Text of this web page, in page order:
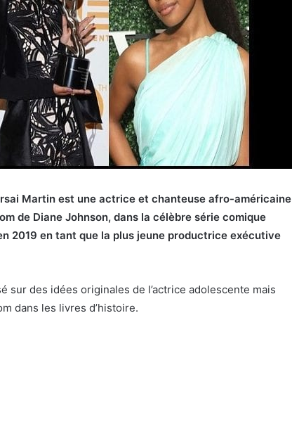
Martin est une actrice et chanteuse afro-américaine
de Diane Johnson, dans la célèbre série comique
2019 en tant que la plus jeune productrice exécutive
sur des idées originales de l’actrice adolescente mais
dans les livres d’histoire.